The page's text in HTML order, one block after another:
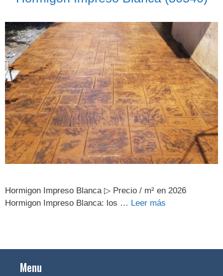
Hormigon Impreso Blanca ▷ Precio / m² en 2026
Hormigon Impreso Blanca: los … Leer más
Menu